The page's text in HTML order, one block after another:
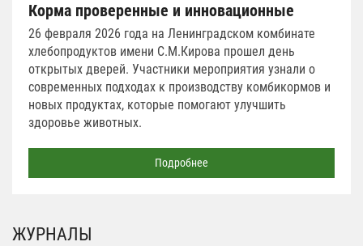
Корма проверенные и инновационные
26 февраля 2026 года на Ленинградском комбинате
хлебопродуктов имени С.М.Кирова прошел день
открытых дверей. Участники мероприятия узнали о
современных подходах к производству комбикормов и
новых продуктах, которые помогают улучшить
здоровье животных.
Подробнее
ЖУРНАЛЫ